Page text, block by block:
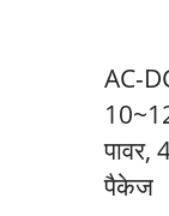
AC-
पैकेज